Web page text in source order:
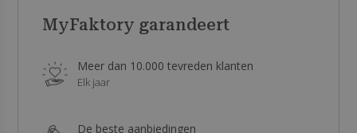
MyFaktory garandeert
Meer dan 10.000 tevreden klanten
Elk jaar
De beste aanbiedingen